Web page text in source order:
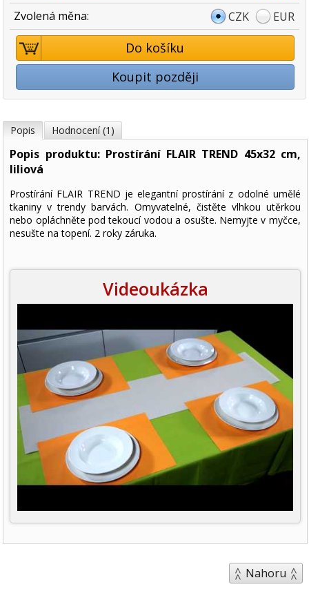
Zvolená měna: CZK EUR
Do košíku
Koupit později
Popis Hodnocení (1)
Popis produktu: Prostírání FLAIR TREND 45x32 cm,
liliová
Prostírání FLAIR TREND je elegantní prostírání z odolné umělé
tkaniny v trendy barvách. Omyvatelné, čistěte vlhkou utěrkou
nebo opláchněte pod tekoucí vodou a osušte. Nemyjte v myčce,
nesušte na topení. 2 roky záruka.
Videoukázka
Nahoru